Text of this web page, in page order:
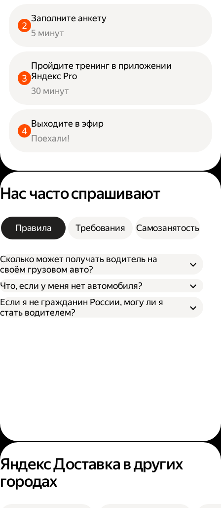
Заполните анкету
5 минут
Пройдите тренинг в приложении
Яндекс Pro
30 минут
Выходите в эфир
Поехали!
Нас часто спрашивают
Правила Требования Самозанятость
Сколько может получать водитель на
своём грузовом авто?
Что, если у меня нет автомобиля?
Если я не гражданин России, могу ли я
стать водителем?
Яндекс Доставка в других
городах